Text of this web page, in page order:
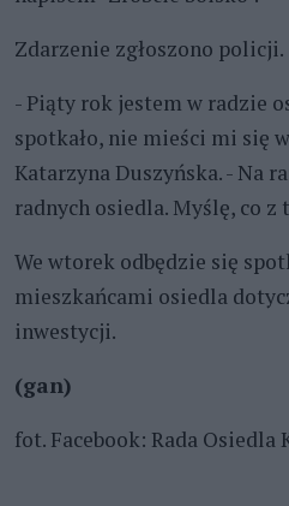
Zdarzenie zgłoszono policji.
- Piąty rok jestem w radzie
spotkało, nie mieści mi się
Katarzyna Duszyńska. - Na
radnych osiedla. Myślę, co z
We wtorek odbędzie się
mieszkańcami osiedla
inwestycji.
(gan)
fot. Facebook: Rada Osiedla